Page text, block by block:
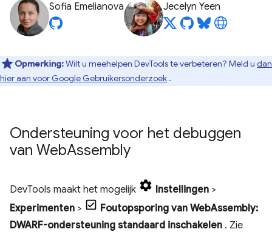
Sofia Emelianova Jecelyn Yeen
Opmerking:Wilt u meehelpen DevTools te verbeteren? Meld u dan
hier aan voor Google Gebruikersonderzoek .
Ondersteuning voor het debuggen
van WebAssembly
DevTools maakt het mogelijk Instellingen >
Experimenten >
Foutopsporing van WebAssembly:
DWARF-ondersteuning standaard inschakelen . Zie